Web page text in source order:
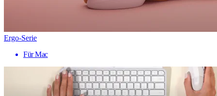
Ergo-Serie
Für Mac